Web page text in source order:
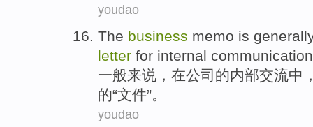
youdao
The business memo is
letter for internal communication
一般来说 ， 在公司 的内部交流中
的“文件”。
youdao